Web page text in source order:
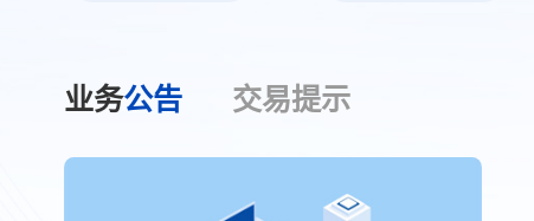
业务公告 交易提示